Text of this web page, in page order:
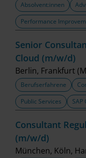
Absolvent:innen
Performance
Senior
Cloud (m/w/d)
Berlin, Frankfurt
Berufserfahrene
Public Services
SAP
Consultant
(m/w/d)
München, Köln,